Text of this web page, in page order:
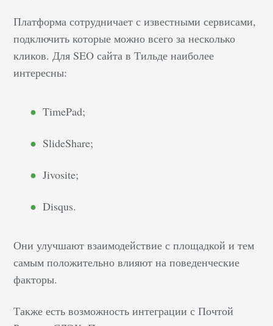
какие ошибки
совершают даже самые
крупные и популярные
ресурса в поисковых
продуктов удобен для
Платформа сотрудничает с известными сервисами,
подключить которые можно всего за несколько
кликов. Для SEO сайта в Тильде наиболее
интересны:
TimePad;
SlideShare;
Jivosite;
Disqus.
Они улучшают взаимодействие с площадкой и тем
самым положительно влияют на поведенческие
факторы.
Также есть возможность интеграции с Почтой